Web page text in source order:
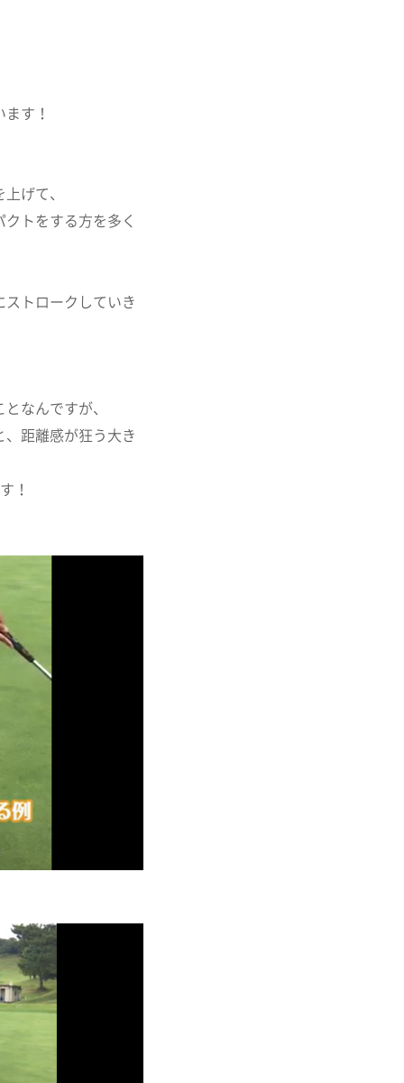
す！
げて、
トをする方を多く
トロークしていき
なんですが、
距離感が狂う大き
！